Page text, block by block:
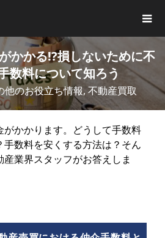
かかる!?損しないために不
数料について知ろう
他のお役立ち情報,不動産買取
かかります。どうして手数料
数料を安くする方法は？そん
業界スタッフがお答えしま